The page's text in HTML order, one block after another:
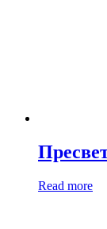
Read more